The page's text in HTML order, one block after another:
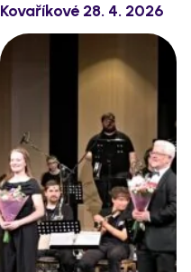
Kovaříkové 28. 4. 2026